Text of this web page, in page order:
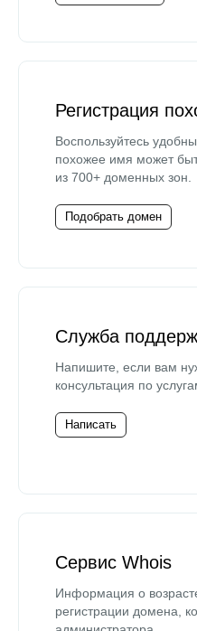
Регистрация
Воспользуйтесь
похожее имя может
из 700+ доменных зон.
Подобрать домен
Служба
Напишите, если вам
консультация по
Написать
Сервис Whois
Информация о
регистрации домена,